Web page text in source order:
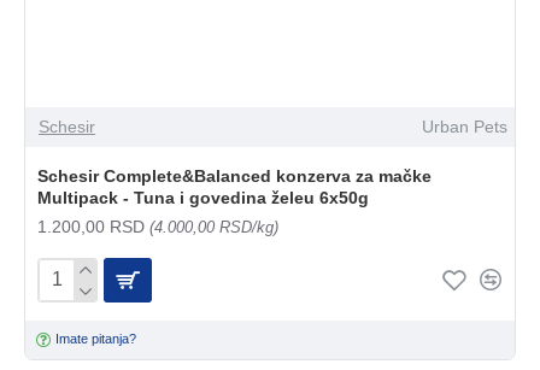
Schesir Urban Pets
Schesir Complete&Balanced konzerva za mačke
Multipack - Tuna i govedina želeu 6x50g
1.200,00 RSD (4.000,00 RSD/kg)
Imate pitanja?